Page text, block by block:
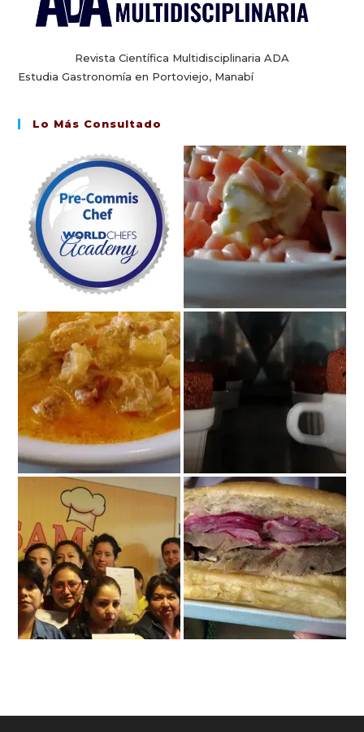
Revista Científica Multidisciplinaria ADA
Estudia Gastronomía en Portoviejo, Manabí
Lo Más Consultado